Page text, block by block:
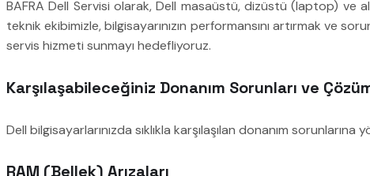
BAFRA Dell Servisi olarak, Dell masaüstü, dizüstü (laptop) ve
teknik ekibimizle, bilgisayarınızın performansını artırmak ve
servis hizmeti sunmayı hedefliyoruz.
Karşılaşabileceğiniz Donanım Sorunları ve
Dell bilgisayarlarınızda sıklıkla karşılaşılan donanım
RAM (Bellek) Arızaları